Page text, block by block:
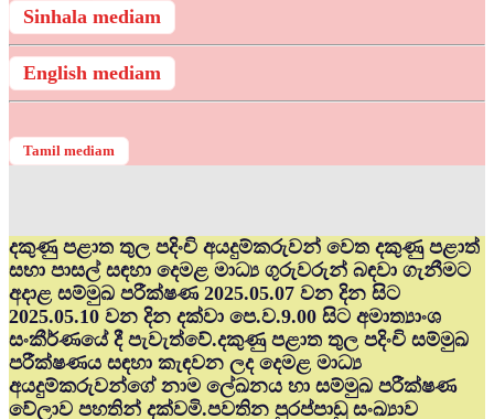
Sinhala mediam
English mediam
Tamil mediam
දකුණු පළාත තුල පදිංචි අයදුම්කරුවන් වෙත දකුණු පළාත්
සභා පාසල් සඳහා දෙමළ මාධ්‍ය ගුරුවරුන් බඳවා ගැනීමට
අදාළ සම්මුඛ පරීක්ෂණ 2025.05.07 වන දින සිට
2025.05.10 වන දින දක්වා පෙ.ව.9.00 සිට අමාත්‍යාංශ
සංකීර්ණයේ දී පැවැත්වේ.දකුණු පළාත තුල පදිංචි සම්මුඛ
පරීක්ෂණය සඳහා කැඳවන ලද දෙමළ මාධ්‍ය
අයදුම්කරුවන්ගේ නාම ලේඛනය හා සම්මුඛ පරීක්ෂණ
වේලාව පහතින් දක්වමි.පවතින පුරප්පාඩු සංඛ්‍යාව